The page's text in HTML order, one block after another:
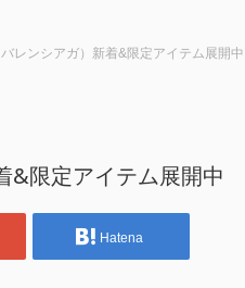
レンシアガ）新着&限定アイテム展開中
&限定アイテム展開中
Hatena